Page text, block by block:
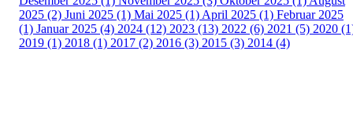
2025 (2) Juni 2025 (1) Mai 2025 (1) April 2025 (1) Februar 2025
(1) Januar 2025 (4) 2024 (12) 2023 (13) 2022 (6) 2021 (5) 2020
2019 (1) 2018 (1) 2017 (2) 2016 (3) 2015 (3) 2014 (4)